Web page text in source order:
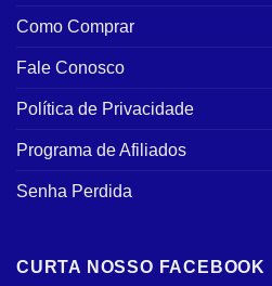
Como Comprar
Fale Conosco
Política de Privacidade
Programa de Afiliados
Senha Perdida
CURTA NOSSO FACEBOOK